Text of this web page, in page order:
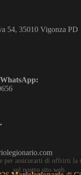
per assicurarti di offrirti la
sul nostro sito web.
54, 35010 Vigonza PD